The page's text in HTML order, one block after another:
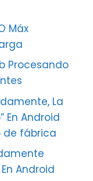
Máx
Procesando
La
En Android
de fábrica
Android